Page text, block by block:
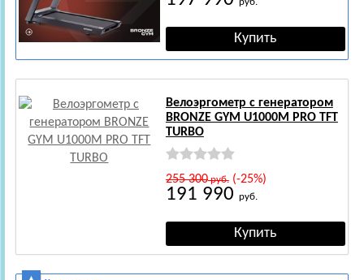
Велоэргометр с генератором
BRONZE GYM U1000M PRO TFT
TURBO
255 300руб.(-25%)
191 990 руб.